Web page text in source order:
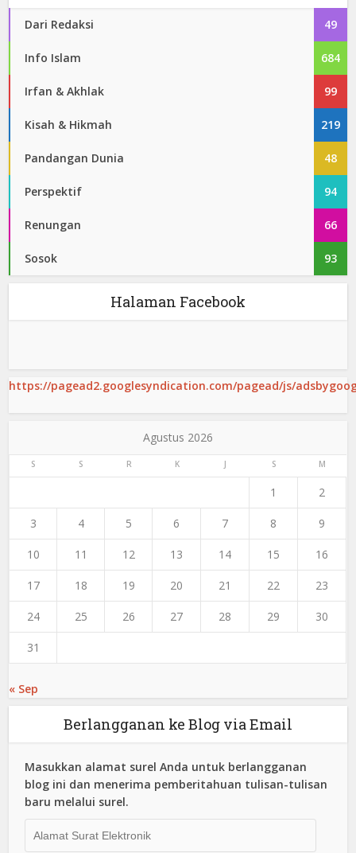
Dari Redaksi 49
Info Islam 684
Irfan & Akhlak 99
Kisah & Hikmah 219
Pandangan Dunia 48
Perspektif 94
Renungan 66
Sosok 93
Halaman Facebook
https://pagead2.googlesyndication.com/pagead/js/
Agustus 2026
S S R K J S M
1 2
3 4 5 6 7 8 9
10 11 12 13 14 15 16
17 18 19 20 21 22 23
24 25 26 27 28 29 30
31
« Sep
Berlangganan ke Blog via Email
Masukkan alamat surel Anda untuk berlangganan
blog ini dan menerima pemberitahuan tulisan-tulisan
baru melalui surel.
Surat